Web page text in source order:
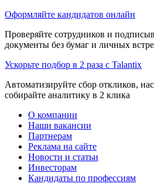
Оформляйте кандидатов онлайн
Проверяйте сотрудников и
документы без бумаг и личных
Ускорьте подбор в 2 раза с Talantix
Автоматизируйте сбор откликов,
собирайте аналитику в 2 клика
О компании
Наши вакансии
Партнерам
Реклама на сайте
Новости и статьи
Инвесторам
Кандидаты по профессиям